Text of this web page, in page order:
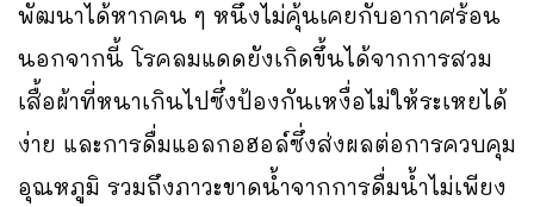
พัฒนาได้หากคน ๆ หนึ่งไม่คุ้นเคยกับอากาศร้อน
นอกจากนี้ โรคลมแดดยังเกิดขึ้นได้จากการสวม
เสื้อผ้าที่หนาเกินไปซึ่งป้องกันเหงื่อไม่ให้ระเหยได้
ง่าย และการดื่มแอลกอฮอล์ซึ่งส่งผลต่อการควบคุม
อุณหภูมิ รวมถึงภาวะขาดน้ำจากการดื่มน้ำไม่เพียง